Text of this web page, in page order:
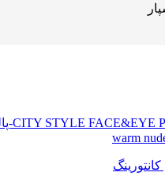
کانتورینگ